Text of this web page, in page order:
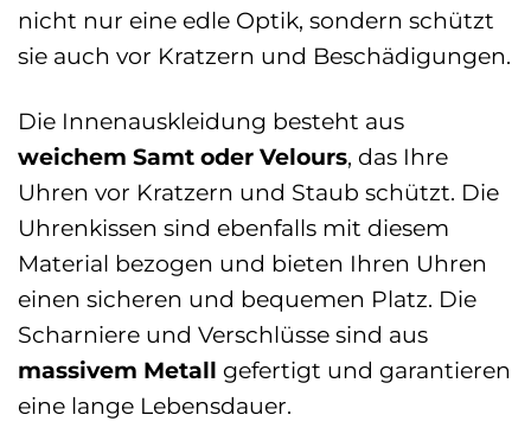
nicht nur eine edle Optik, sondern schützt
sie auch vor Kratzern und Beschädigungen.
Die Innenauskleidung besteht aus
weichem Samt oder Velours, das Ihre
Uhren vor Kratzern und Staub schützt. Die
Uhrenkissen sind ebenfalls mit diesem
Material bezogen und bieten Ihren Uhren
einen sicheren und bequemen Platz. Die
Scharniere und Verschlüsse sind aus
massivem Metall gefertigt und garantieren
eine lange Lebensdauer.